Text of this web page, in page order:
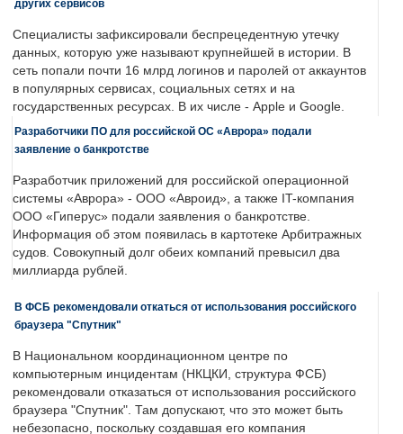
других сервисов
Специалисты зафиксировали беспрецедентную утечку
данных, которую уже называют крупнейшей в истории. В
сеть попали почти 16 млрд логинов и паролей от аккаунтов
в популярных сервисах, социальных сетях и на
государственных ресурсах. В их числе - Apple и Google.
Разработчики ПО для российской ОС «Аврора» подали
заявление о банкротстве
Разработчик приложений для российской операционной
системы «Аврора» - ООО «Авроид», а также IT-компания
ООО «Гиперус» подали заявления о банкротстве.
Информация об этом появилась в картотеке Арбитражных
судов. Совокупный долг обеих компаний превысил два
миллиарда рублей.
В ФСБ рекомендовали откаться от использования российского
браузера "Спутник"
В Национальном координационном центре по
компьютерным инцидентам (НКЦКИ, структура ФСБ)
рекомендовали отказаться от использования российского
браузера "Спутник". Там допускают, что это может быть
небезопасно, поскольку создавшая его компания